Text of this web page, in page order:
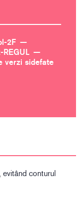
2F
REGUL
verzi sidefate
conturul